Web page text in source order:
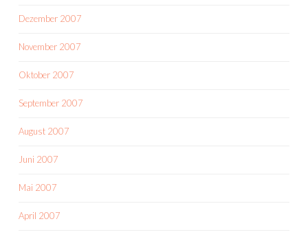
Dezember 2007
November 2007
Oktober 2007
September 2007
August 2007
Juni 2007
Mai 2007
April 2007